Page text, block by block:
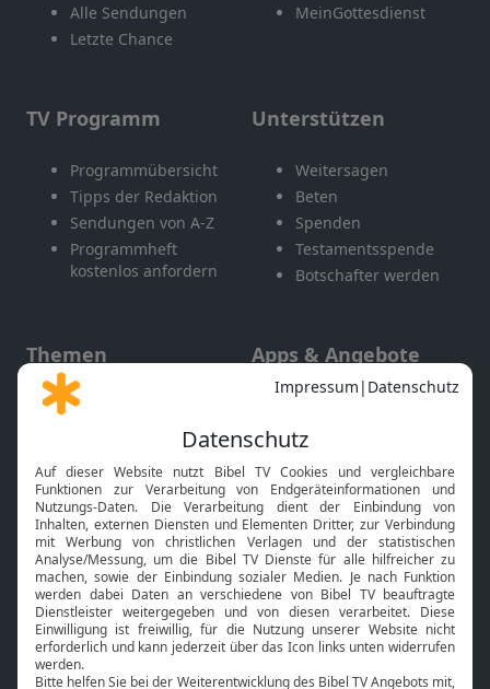
Alle Sendungen
Letzte Chance
MeinGottesdienst
TV Programm
Programmübersicht
Tipps der Redaktion
Sendungen von A-Z
Programmheft
kostenlos anfordern
Unterstützen
Weitersagen
Beten
Spenden
Testamentsspende
Botschafter werden
Themen
Gott und Bibel erklärt
Neuigkeiten
Apps & Angebote
Mobile App
Smart TV
HbbTV
Bibelthek Online-Bibel
Nächster Gottesdienst
Bibel TV Service